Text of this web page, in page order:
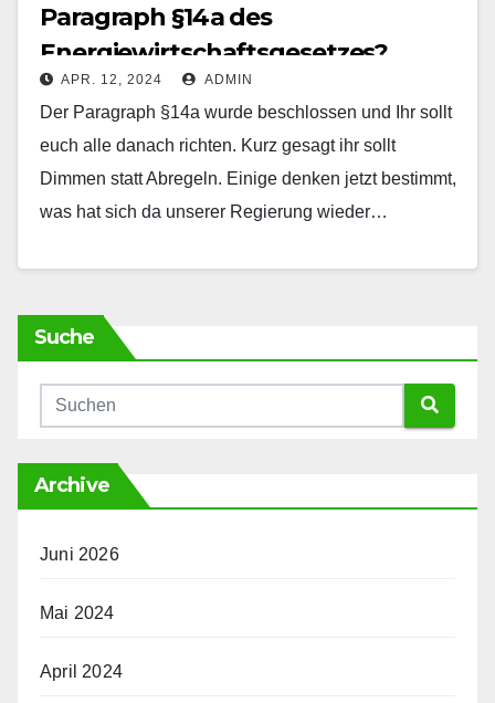
Paragraph §14a des
Energiewirtschaftsgesetzes?
APR. 12, 2024 ADMIN
Der Paragraph §14a wurde beschlossen und Ihr sollt
euch alle danach richten. Kurz gesagt ihr sollt
Dimmen statt Abregeln. Einige denken jetzt bestimmt,
was hat sich da unserer Regierung wieder…
Suche
Archive
Juni 2026
Mai 2024
April 2024